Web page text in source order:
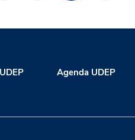
Agenda UDEP